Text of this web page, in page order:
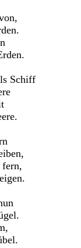
Schiff
fern,